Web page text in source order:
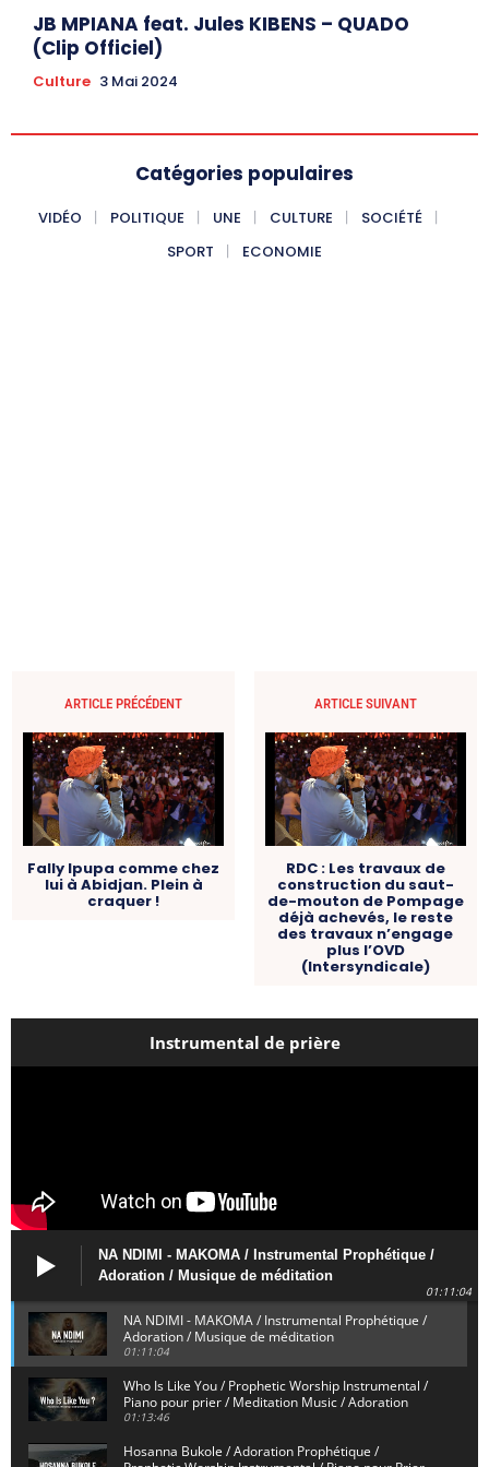
JB MPIANA feat. Jules KIBENS – QUADO
(Clip Officiel)
Culture 3 Mai 2024
Catégories populaires
VIDÉO POLITIQUE UNE CULTURE
SOCIÉTÉ
SPORT
ECONOMIE
ARTICLE PRÉCÉDENT
Fally Ipupa comme chez
lui à Abidjan. Plein à
craquer !
ARTICLE SUIVANT
RDC : Les travaux de
construction du saut-
de-mouton de Pompage
déjà achevés, le reste
des travaux n’engage
plus l’OVD
(Intersyndicale)
Instrumental de prière
NA NDIMI - MAKOMA / Instrumental Prophétique /
Adoration / Musique de méditation
01:11:04
NA NDIMI - MAKOMA / Instrumental Prophétique /
Adoration / Musique de méditation
01:11:04
Who Is Like You / Prophetic Worship Instrumental /
Piano pour prier / Meditation Music / Adoration
01:13:46
Hosanna Bukole / Adoration Prophétique /